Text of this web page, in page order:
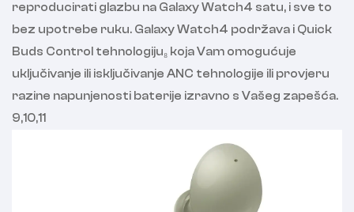
reproducirati glazbu na Galaxy Watch4 satu, i sve to
bez upotrebe ruku. Galaxy Watch4 podržava i Quick
Buds Control tehnologiju₈ koja Vam omogućuje
uključivanje ili isključivanje ANC tehnologije ili provjeru
razine napunjenosti baterije izravno s Vašeg zapešća.
9,10,11